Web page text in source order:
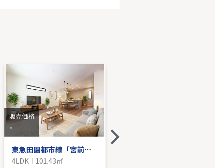
販売価格
-
東急田園都市線「宮前平」新築分譲
4LDK｜101.43㎡